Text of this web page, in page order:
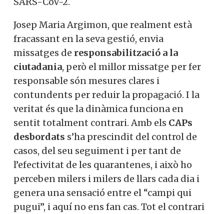
Josep Maria Argimon, que realment està
fracassant en la seva gestió, envia
missatges de responsabilització a la
ciutadania, però el millor missatge per fer
responsable són mesures clares i
contundents per reduir la propagació. I la
veritat és que la dinàmica funciona en
sentit totalment contrari. Amb els CAPs
desbordats s’ha prescindit del control de
casos, del seu seguiment i per tant de
l’efectivitat de les quarantenes, i això ho
perceben milers i milers de llars cada dia i
genera una sensació entre el “campi qui
pugui”, i aquí no ens fan cas. Tot el contrari